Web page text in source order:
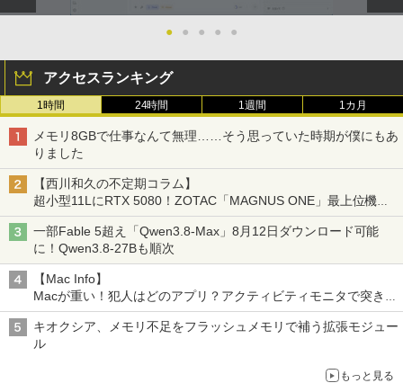
￥11,999
● ● ● ● ●
アクセスランキング
1時間 24時間 1週間 1カ月
メモリ8GBで仕事なんて無理……そう思っていた時期が僕にもあ
りました
【西川和久の不定期コラム】
超小型11LにRTX 5080！ZOTAC「MAGNUS ONE」最上位機の
実力を探る
一部Fable 5超え「Qwen3.8-Max」8月12日ダウンロード可能
に！Qwen3.8-27Bも順次
【Mac Info】
Macが重い！犯人はどのアプリ？アクティビティモニタで突き止
める
キオクシア、メモリ不足をフラッシュメモリで補う拡張モジュー
ル
もっと見る